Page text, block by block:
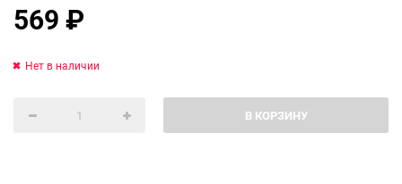
569₽
В КОРЗИНУ
Нет в наличии